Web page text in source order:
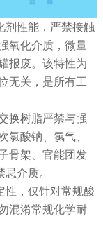
剂性能，严禁接触
氧化介质，微量
报废。该特性为
无关，是所有工
换树脂严禁与强
氯酸钠、氯气、
骨架、官能团发
介质。
性，仅针对常规酸
混淆常规化学耐